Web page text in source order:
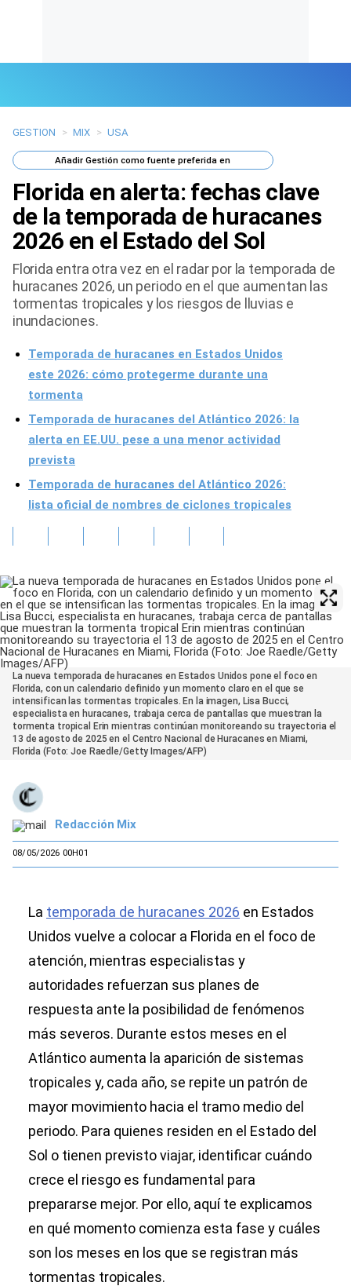
Últimas Noticias
Mi Bolsillo
Respuestas
Gente
Tendencias Mix
Sports
GESTION > MIX > USA
AñadirGestión como fuente preferida en
Florida en alerta: fechas clave
de la temporada de huracanes
2026 en el Estado del Sol
Florida entra otra vez en el radar por la temporada de
huracanes 2026, un periodo en el que aumentan las
tormentas tropicales y los riesgos de lluvias e
inundaciones.
Temporada de huracanes en Estados Unidos
este 2026: cómo protegerme durante una
tormenta
Temporada de huracanes del Atlántico 2026: la
alerta en EE.UU. pese a una menor actividad
prevista
Temporada de huracanes del Atlántico 2026:
lista oficial de nombres de ciclones tropicales
La nueva temporada de huracanes en Estados Unidos pone el foco en
Florida, con un calendario definido y un momento claro en el que se
intensifican las tormentas tropicales. En la imagen, Lisa Bucci,
especialista en huracanes, trabaja cerca de pantallas que muestran la
tormenta tropical Erin mientras continúan monitoreando su trayectoria el
13 de agosto de 2025 en el Centro Nacional de Huracanes en Miami,
Florida (Foto: Joe Raedle/Getty Images/AFP)
Redacción Mix
08/05/2026 00H01
La temporada de huracanes 2026 en Estados
Unidos vuelve a colocar a Florida en el foco de
atención, mientras especialistas y
autoridades refuerzan sus planes de
respuesta ante la posibilidad de fenómenos
más severos. Durante estos meses en el
Atlántico aumenta la aparición de sistemas
tropicales y, cada año, se repite un patrón de
mayor movimiento hacia el tramo medio del
periodo. Para quienes residen en el Estado del
Sol o tienen previsto viajar, identificar cuándo
crece el riesgo es fundamental para
prepararse mejor. Por ello, aquí te explicamos
en qué momento comienza esta fase y cuáles
son los meses en los que se registran más
tormentas tropicales.